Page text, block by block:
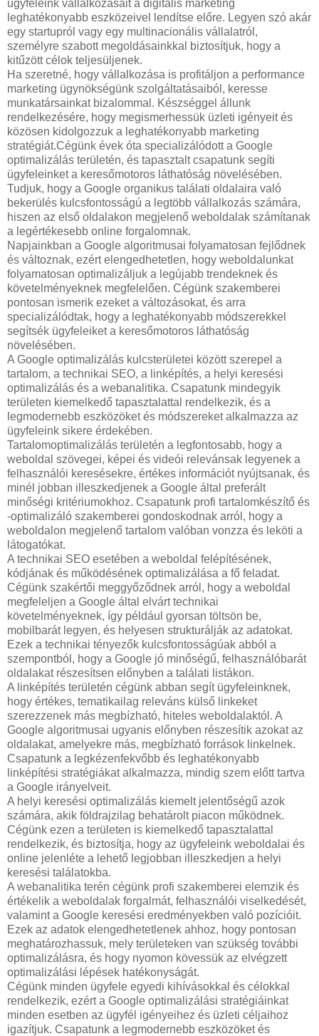
ügyfeleink vállalkozásait a digitális marketing
leghatékonyabb eszközeivel lendítse előre. Legyen szó akár
egy startupról vagy egy multinacionális vállalatról,
személyre szabott megoldásainkkal biztosítjuk, hogy a
kitűzött célok teljesüljenek.
Ha szeretné, hogy vállalkozása is profitáljon a performance
marketing ügynökségünk szolgáltatásaiból, keresse
munkatársainkat bizalommal. Készséggel állunk
rendelkezésére, hogy megismerhessük üzleti igényeit és
közösen kidolgozzuk a leghatékonyabb marketing
stratégiát.Cégünk évek óta specializálódott a Google
optimalizálás területén, és tapasztalt csapatunk segíti
ügyfeleinket a keresőmotoros láthatóság növelésében.
Tudjuk, hogy a Google organikus találati oldalaira való
bekerülés kulcsfontosságú a legtöbb vállalkozás számára,
hiszen az első oldalakon megjelenő weboldalak számítanak
a legértékesebb online forgalomnak.
Napjainkban a Google algoritmusai folyamatosan fejlődnek
és változnak, ezért elengedhetetlen, hogy weboldalunkat
folyamatosan optimalizáljuk a legújabb trendeknek és
követelményeknek megfelelően. Cégünk szakemberei
pontosan ismerik ezeket a változásokat, és arra
specializálódtak, hogy a leghatékonyabb módszerekkel
segítsék ügyfeleiket a keresőmotoros láthatóság
növelésében.
A Google optimalizálás kulcsterületei között szerepel a
tartalom, a technikai SEO, a linképítés, a helyi keresési
optimalizálás és a webanalitika. Csapatunk mindegyik
területen kiemelkedő tapasztalattal rendelkezik, és a
legmodernebb eszközöket és módszereket alkalmazza az
ügyfeleink sikere érdekében.
Tartalomoptimalizálás területén a legfontosabb, hogy a
weboldal szövegei, képei és videói relevánsak legyenek a
felhasználói keresésekre, értékes információt nyújtsanak, és
minél jobban illeszkedjenek a Google által preferált
minőségi kritériumokhoz. Csapatunk profi tartalomkészítő és
-optimalizáló szakemberei gondoskodnak arról, hogy a
weboldalon megjelenő tartalom valóban vonzza és leköti a
látogatókat.
A technikai SEO esetében a weboldal felépítésének,
kódjának és működésének optimalizálása a fő feladat.
Cégünk szakértői meggyőződnek arról, hogy a weboldal
megfeleljen a Google által elvárt technikai
követelményeknek, így például gyorsan töltsön be,
mobilbarát legyen, és helyesen strukturálják az adatokat.
Ezek a technikai tényezők kulcsfontosságúak abból a
szempontból, hogy a Google jó minőségű, felhasználóbarát
oldalakat részesítsen előnyben a találati listákon.
A linképítés területén cégünk abban segít ügyfeleinknek,
hogy értékes, tematikailag releváns külső linkeket
szerezzenek más megbízható, hiteles weboldalaktól. A
Google algoritmusai ugyanis előnyben részesítik azokat az
oldalakat, amelyekre más, megbízható források linkelnek.
Csapatunk a legkézenfekvőbb és leghatékonyabb
linképítési stratégiákat alkalmazza, mindig szem előtt tartva
a Google irányelveit.
A helyi keresési optimalizálás kiemelt jelentőségű azok
számára, akik földrajzilag behatárolt piacon működnek.
Cégünk ezen a területen is kiemelkedő tapasztalattal
rendelkezik, és biztosítja, hogy az ügyfeleink weboldalai és
online jelenléte a lehető legjobban illeszkedjen a helyi
keresési találatokba.
A webanalitika terén cégünk profi szakemberei elemzik és
értékelik a weboldalak forgalmát, felhasználói viselkedését,
valamint a Google keresési eredményekben való pozícióit.
Ezek az adatok elengedhetetlenek ahhoz, hogy pontosan
meghatározhassuk, mely területeken van szükség további
optimalizálásra, és hogy nyomon kövessük az elvégzett
optimalizálási lépések hatékonyságát.
Cégünk minden ügyfele egyedi kihívásokkal és célokkal
rendelkezik, ezért a Google optimalizálási stratégiáinkat
minden esetben az ügyfél igényeihez és üzleti céljaihoz
igazítjuk. Csapatunk a legmodernebb eszközöket és